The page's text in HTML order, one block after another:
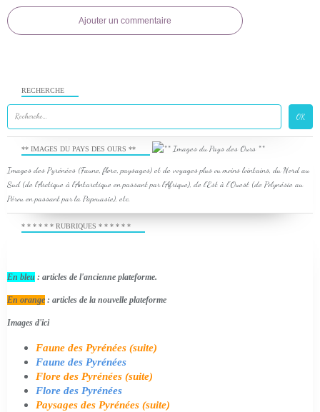
Ajouter un commentaire
RECHERCHE
** IMAGES DU PAYS DES OURS **
Images des Pyrénées (Faune, flore, paysages) et de voyages plus ou moins lointains, du Nord au
Sud (de l'Arctique à l'Antarctique en passant par l'Afrique), de l'Est à l'Ouest (de Polynésie au
Pérou en passant par la Papouasie), etc.
* * * * * * RUBRIQUES * * * * * *
En bleu : articles de l'ancienne plateforme.
En orange : articles de la nouvelle plateforme
Images d'ici
Faune des Pyrénées (suite)
Faune des Pyrénées
Flore des Pyrénées (suite)
Flore des Pyrénées
Paysages des Pyrénées (suite)